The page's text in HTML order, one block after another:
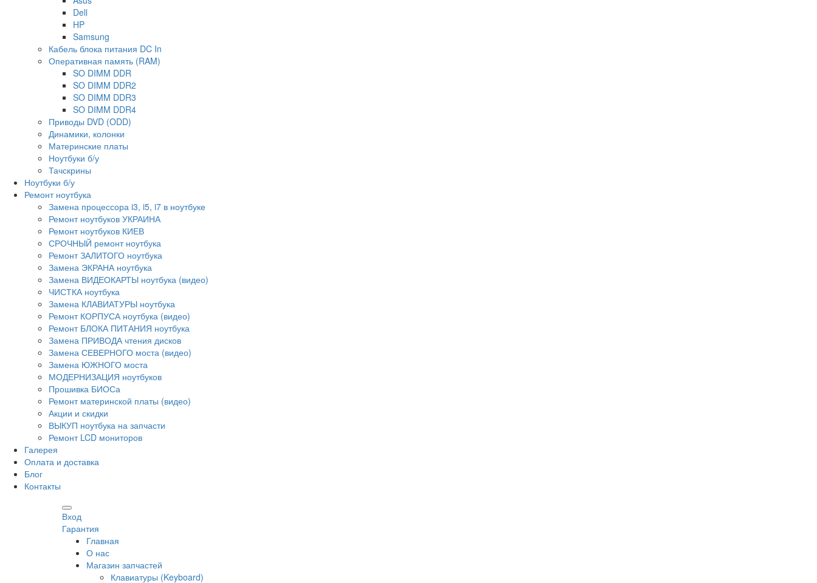
Dell
HP
Samsung
Кабель блока питания DC In
Оперативная память (RAM)
SO DIMM DDR
SO DIMM DDR2
SO DIMM DDR3
SO DIMM DDR4
Приводы DVD (ODD)
Динамики, колонки
Материнские платы
Ноутбуки б/у
Тачскрины
Ноутбуки б/у
Ремонт ноутбука
Замена процессора i3, i5, i7 в ноутбуке
Ремонт ноутбуков УКРАИНА
Ремонт ноутбуков КИЕВ
СРОЧНЫЙ ремонт ноутбука
Ремонт ЗАЛИТОГО ноутбука
Замена ЭКРАНА ноутбука
Замена ВИДЕОКАРТЫ ноутбука (видео)
ЧИСТКА ноутбука
Замена КЛАВИАТУРЫ ноутбука
Ремонт КОРПУСА ноутбука (видео)
Ремонт БЛОКА ПИТАНИЯ ноутбука
Замена ПРИВОДА чтения дисков
Замена СЕВЕРНОГО моста (видео)
Замена ЮЖНОГО моста
МОДЕРНИЗАЦИЯ ноутбуков
Прошивка БИОСа
Ремонт материнской платы (видео)
Акции и скидки
ВЫКУП ноутбука на запчасти
Ремонт LCD мониторов
Галерея
Оплата и доставка
Блог
Контакты
Вход
Гарантия
Главная
О нас
Магазин запчастей
Клавиатуры (Keyboard)